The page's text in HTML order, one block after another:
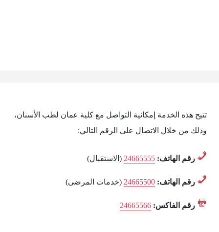
تتيح هذه الخدمة إمكانية التواصل مع كلية عمان لطب الأسنان،
وذلك من خلال الاتصال على الرقم التالي:
رقم الهاتف: 24665555 (الاستقبال)
رقم الهاتف: 24665500 (خدمات المرضى)
رقم الفاكس: 24665566